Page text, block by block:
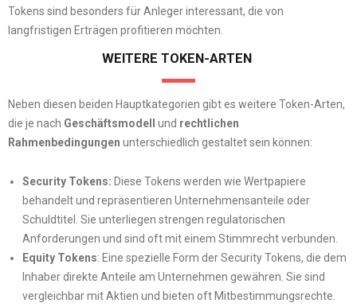
Tokens sind besonders für Anleger interessant, die von
langfristigen Erträgen profitieren möchten.
WEITERE TOKEN-ARTEN
Neben diesen beiden Hauptkategorien gibt es weitere Token-Arten,
die je nach Geschäftsmodell und rechtlichen
Rahmenbedingungen unterschiedlich gestaltet sein können:
Security Tokens: Diese Tokens werden wie Wertpapiere
behandelt und repräsentieren Unternehmensanteile oder
Schuldtitel. Sie unterliegen strengen regulatorischen
Anforderungen und sind oft mit einem Stimmrecht verbunden.
Equity Tokens: Eine spezielle Form der Security Tokens, die dem
Inhaber direkte Anteile am Unternehmen gewähren. Sie sind
vergleichbar mit Aktien und bieten oft Mitbestimmungsrechte.